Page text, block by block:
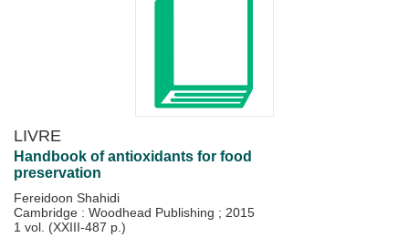
LIVRE
Handbook of antioxidants for food
preservation
Fereidoon Shahidi
Cambridge : Woodhead Publishing ; 2015
1 vol. (XXIII-487 p.)